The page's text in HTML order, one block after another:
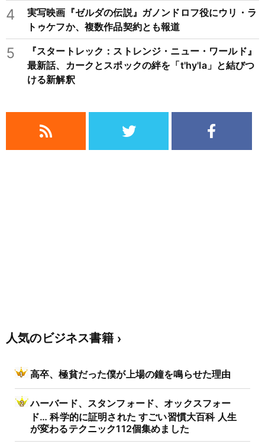
4
実写映画『ゼルダの伝説』ガノンドロフ役にウリ・ラ
トゥケフか、複数作品契約とも報道
5
『スタートレック：ストレンジ・ニュー・ワールド』
最新話、カークとスポックの絆を「t'hy'la」と結びつ
ける新解釈
人気のビジネス書籍
高卒、極貧だった僕が上場の鐘を鳴らせた理由
ハーバード、スタンフォード、オックスフォー
ド… 科学的に証明された すごい習慣大百科 人生
が変わるテクニック112個集めました